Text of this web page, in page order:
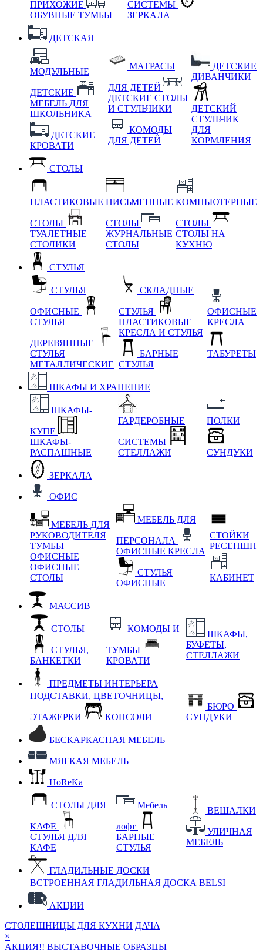
ПРИХОЖИЕ
ОБУВНЫЕ ТУМБЫ
СИСТЕМЫ
ЗЕРКАЛА
ДЕТСКАЯ
МОДУЛЬНЫЕ
ДЕТСКИЕ
МЕБЕЛЬ ДЛЯ
ШКОЛЬНИКА
ДЕТСКИЕ
КРОВАТИ
МАТРАСЫ
ДЛЯ ДЕТЕЙ
ДЕТСКИЕ СТОЛЫ
И СТУЛЬЧИКИ
КОМОДЫ
ДЛЯ ДЕТЕЙ
ДЕТСКИЕ
ДИВАНЧИКИ
ДЕТСКИЙ
СТУЛЬЧИК
ДЛЯ
КОРМЛЕНИЯ
СТОЛЫ
ПЛАСТИКОВЫЕ
СТОЛЫ
ТУАЛЕТНЫЕ
СТОЛИКИ
ПИСЬМЕННЫЕ
СТОЛЫ
ЖУРНАЛЬНЫЕ
СТОЛЫ
КОМПЬЮТЕРНЫЕ
СТОЛЫ
СТОЛЫ НА
КУХНЮ
СТУЛЬЯ
СТУЛЬЯ
ОФИСНЫЕ
СТУЛЬЯ
ДЕРЕВЯННЫЕ
СТУЛЬЯ
МЕТАЛЛИЧЕСКИЕ
СКЛАДНЫЕ
СТУЛЬЯ
ПЛАСТИКОВЫЕ
КРЕСЛА И СТУЛЬЯ
БАРНЫЕ
СТУЛЬЯ
ОФИСНЫЕ
КРЕСЛА
ТАБУРЕТЫ
ШКАФЫ И ХРАНЕНИЕ
ШКАФЫ-
КУПЕ
ШКАФЫ-
РАСПАШНЫЕ
ГАРДЕРОБНЫЕ
СИСТЕМЫ
СТЕЛЛАЖИ
ПОЛКИ
СУНДУКИ
ЗЕРКАЛА
ОФИС
МЕБЕЛЬ ДЛЯ
РУКОВОДИТЕЛЯ
ТУМБЫ
ОФИСНЫЕ
ОФИСНЫЕ
СТОЛЫ
МЕБЕЛЬ ДЛЯ
ПЕРСОНАЛА
ОФИСНЫЕ КРЕСЛА
СТУЛЬЯ
ОФИСНЫЕ
СТОЙКИ
РЕСЕПШН
КАБИНЕТ
МАССИВ
СТОЛЫ
СТУЛЬЯ,
БАНКЕТКИ
КОМОДЫ И
ТУМБЫ
КРОВАТИ
ШКАФЫ,
БУФЕТЫ,
СТЕЛЛАЖИ
ПРЕДМЕТЫ ИНТЕРЬЕРА
ПОДСТАВКИ, ЦВЕТОЧНИЦЫ,
ЭТАЖЕРКИ КОНСОЛИ
БЮРО
СУНДУКИ
БЕСКАРКАСНАЯ МЕБЕЛЬ
МЯГКАЯ МЕБЕЛЬ
HoReKa
СТОЛЫ ДЛЯ
КАФЕ
СТУЛЬЯ ДЛЯ
КАФЕ
Мебель
лофт
БАРНЫЕ
СТУЛЬЯ
ВЕШАЛКИ
УЛИЧНАЯ
МЕБЕЛЬ
ГЛАДИЛЬНЫЕ ДОСКИ
ВСТРОЕННАЯ ГЛАДИЛЬНАЯ ДОСКА BELSI
АКЦИИ
СТОЛЕШНИЦЫ ДЛЯ КУХНИ ДАЧА
×
АКЦИЯ!! ВЫСТАВОЧНЫЕ ОБРАЗЦЫ